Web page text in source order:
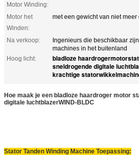
Motor Winding:
Motor het
Winden:
met een gewicht van niet meer
Na verkoop:
Ingenieurs die beschikbaar
machines in het buitenland
Hoog licht:
bladloze
sneldrogende digitale
krachtige
Hoe maak je een bladloze haardroger motor
digitale luchtblazerWIND-BLDC
Stator Tanden Winding Machine Toepassing: